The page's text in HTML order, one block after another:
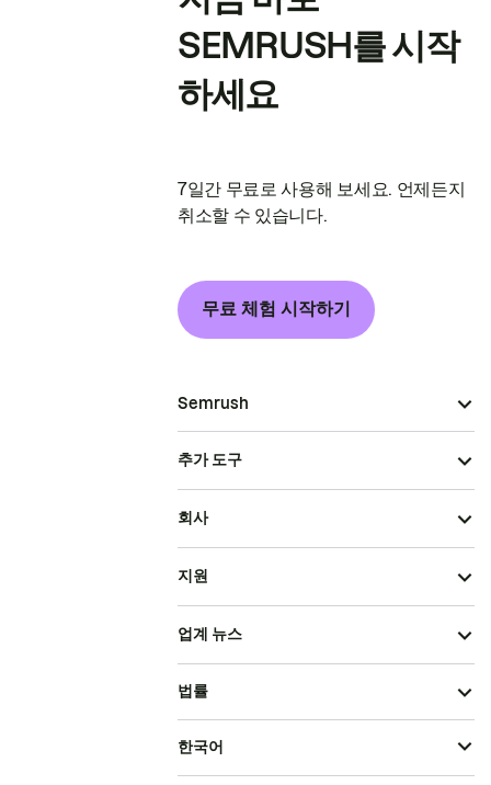
SEMRUSH를 시작
하세요
7일간 무료로 사용해 보세요. 언제든지
취소할 수 있습니다.
무료 체험 시작하기
Semrush
추가 도구
회사
지원
업계 뉴스
법률
한국어